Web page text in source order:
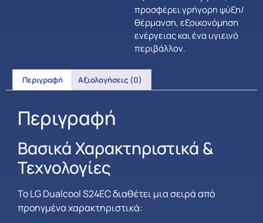
προσφέρει γρήγορη ψύξη/
θέρμανση, εξοικονόμηση
ενέργειας και ένα υγιεινό
περιβάλλον.
Περιγραφή Αξιολογήσεις (0)
Περιγραφή
Βασικά Χαρακτηριστικά &
Τεχνολογίες
Το LG Dualcool S24EC διαθέτει μια σειρά από
προηγμένα χαρακτηριστικά: